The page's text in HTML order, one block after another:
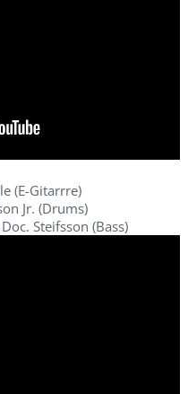
(E-Gitarrre)
Jr. (Drums)
Steifsson (Bass)